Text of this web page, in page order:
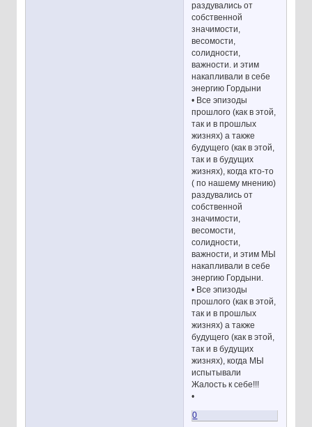
раздувались от
собственной
значимости,
весомости,
солидности,
важности. и этим
накапливали в себе
энергию Гордыни
• Все эпизоды
прошлого (как в этой,
так и в прошлых
жизнях) а также
будущего (как в этой,
так и в будущих
жизнях), когда кто-то
( по нашему мнению)
раздувались от
собственной
значимости,
весомости,
солидности,
важности, и этим МЫ
накапливали в себе
энергию Гордыни.
• Все эпизоды
прошлого (как в этой,
так и в прошлых
жизнях) а также
будущего (как в этой,
так и в будущих
жизнях), когда МЫ
испытывали
Жалость к себе!!!
•
0